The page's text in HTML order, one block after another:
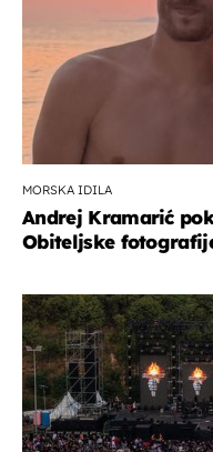
MORSKA IDILA
Andrej Kramarić
Obiteljske